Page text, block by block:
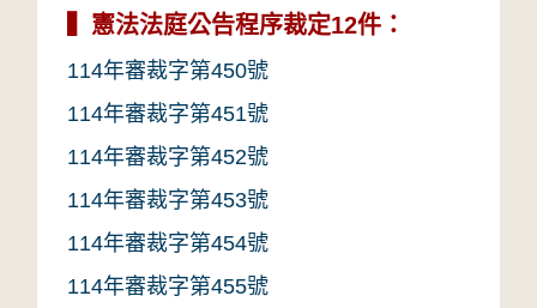
憲法法庭公告程序裁定12件：
114年審裁字第450號
114年審裁字第451號
114年審裁字第452號
114年審裁字第453號
114年審裁字第454號
114年審裁字第455號